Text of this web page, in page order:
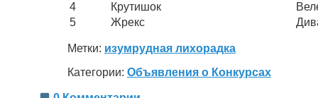
4
Крутишок
5
Жрекс
Метки: изумрудная лихорадка
Категории: Объявления о Конкурсах